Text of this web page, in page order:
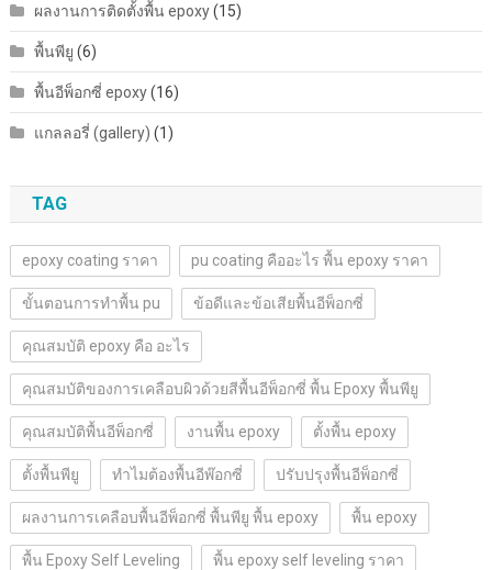
ผลงานการติดตั้งพื้น epoxy(15)
พื้นพียู (6)
พื้นอีพ็อกซี่ epoxy(16)
แกลลอรี่ (gallery) (1)
TAG
epoxy coating ราคา pu coating คืออะไร พื้น epoxy ราคา
ขั้นตอนการทำพื้น pu ข้อดีและข้อเสียพื้นอีพ็อกซี่
คุณสมบัติ epoxy คือ อะไร
คุณสมบัติของการเคลือบผิวด้วยสีพื้นอีพ็อกซี่ พื้น Epoxy พื้นพียู
คุณสมบัติพื้นอีพ็อกซี่ งานพื้น epoxy ตั้งพื้น epoxy
ตั้งพื้นพียู ทำไมต้องพื้นอีพ๊อกซี่ ปรับปรุงพื้นอีพ็อกซี่
ผลงานการเคลือบพื้นอีพ็อกซี่ พื้นพียู พื้น epoxy พื้น epoxy
พื้น Epoxy Self Leveling พื้น epoxy self leveling ราคา